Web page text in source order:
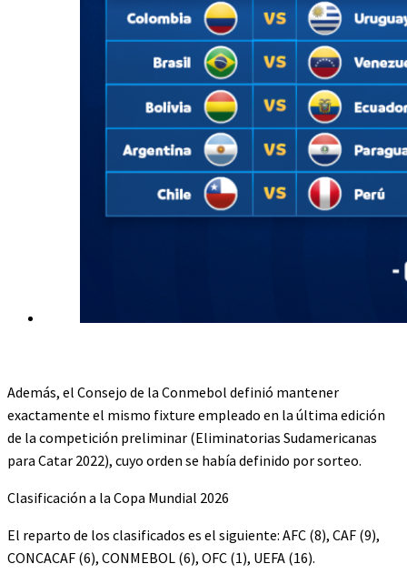
Además, el Consejo de la Conmebol definió mantener
exactamente el mismo fixture empleado en la última edición
de la competición preliminar (Eliminatorias Sudamericanas
para Catar 2022), cuyo orden se había definido por sorteo.
Clasificación a la Copa Mundial 2026
El reparto de los clasificados es el siguiente: AFC (8), CAF (9),
CONCACAF (6), CONMEBOL (6), OFC (1), UEFA (16).